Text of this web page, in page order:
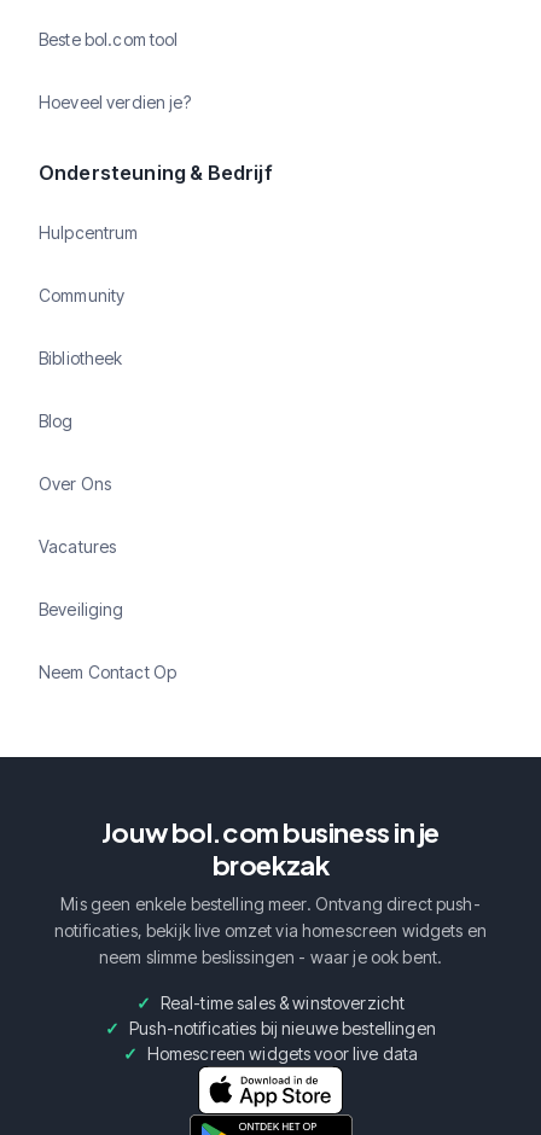
Beste bol.com tool
Hoeveel verdien je?
Ondersteuning & Bedrijf
Hulpcentrum
Community
Bibliotheek
Blog
Over Ons
Vacatures
Beveiliging
Neem Contact Op
Jouw bol.com business in je
broekzak
Mis geen enkele bestelling meer. Ontvang direct push-
notificaties, bekijk live omzet via homescreen widgets en
neem slimme beslissingen - waar je ook bent.
Real-time sales & winstoverzicht
Push-notificaties bij nieuwe bestellingen
Homescreen widgets voor live data